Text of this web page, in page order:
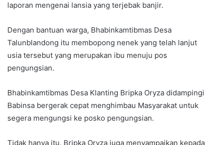
laporan mengenai lansia yang terjebak banjir.
Dengan bantuan warga, Bhabinkamtibmas Desa
Talunblandong itu membopong nenek yang telah lanjut
usia tersebut yang merupakan ibu menuju pos
pengungsian.
Bhabinkamtibmas Desa Klanting Bripka Oryza didampingi
Babinsa bergerak cepat menghimbau Masyarakat untuk
segera mengungsi ke posko pengungsian.
Tidak hanya itu, Bripka Oryza juga menyampaikan kepada